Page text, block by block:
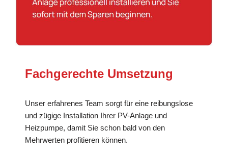
Fachgerechte Umsetzung
Unser erfahrenes Team sorgt für eine reibungslose
und zügige Installation Ihrer PV-Anlage und
Heizpumpe, damit Sie schon bald von den
Mehrwerten profitieren können.